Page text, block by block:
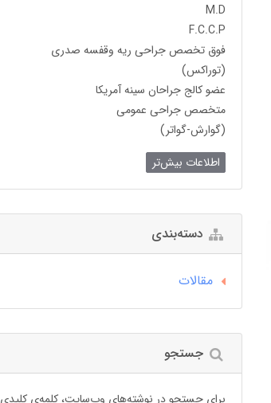
M.D
F.C.C.P
فوق تخصص جراحی ریه وقفسه صدری
(توراکس)
عضو کالج جراحان سینه آمریکا
متخصص جراحی عمومی
(گوارش-گواتر)
اطلاعات بیش‌تر
دسته‌بندی
مقالات
جستجو
برای جستجو در نوشته‌های وب‌سایت، کلمه‌ی کلیدی